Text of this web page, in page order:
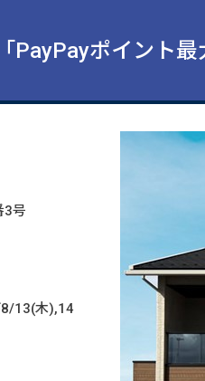
PayPayポイント最
3号
13(木),14